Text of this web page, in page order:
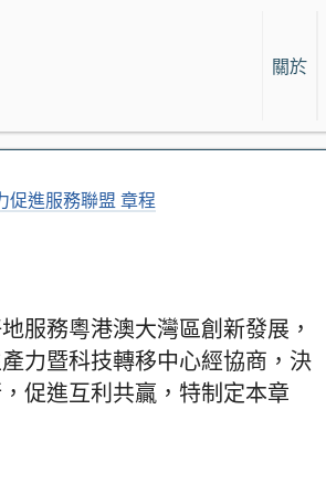
關於
促進服務聯盟 章程
服務粵港澳大灣區創新發展，
力暨科技轉移中心經協商，決
促進互利共贏，特制定本章